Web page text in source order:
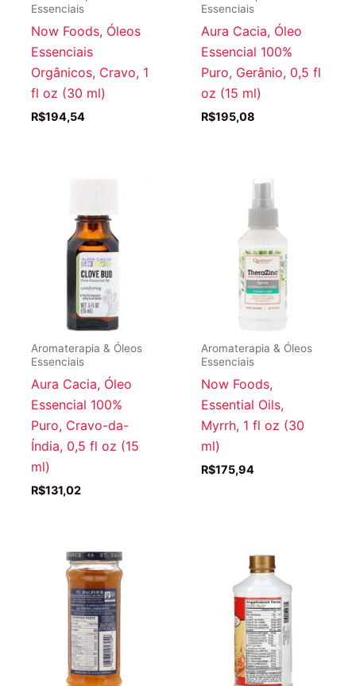
Essenciais
Now Foods, Óleos
Essenciais
Orgânicos, Cravo, 1
fl oz (30 ml)
R$194,54
Essenciais
Aura Cacia, Óleo
Essencial 100%
Puro, Gerânio, 0,5 fl
oz (15 ml)
R$195,08
Aromaterapia & Óleos
Essenciais
Aura Cacia, Óleo
Essencial 100%
Puro, Cravo-da-
Índia, 0,5 fl oz (15
ml)
R$131,02
Aromaterapia & Óleos
Essenciais
Now Foods,
Essential Oils,
Myrrh, 1 fl oz (30
ml)
R$175,94